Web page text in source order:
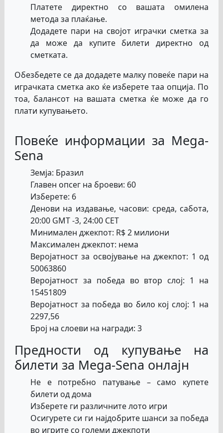
Платете директно со вашата омилена
метода за плаќање.
Додадете пари на својот играчки сметка за
да може да купите билети директно од
сметката.
Обезбедете се да додадете малку повеќе пари на
играчката сметка ако ќе изберете таа опција. По
тоа, балансот на вашата сметка ќе може да го
плати купувањето.
Повеќе информации за Mega-
Sena
Земја: Бразил
Главен опсег на броеви: 60
Изберете: 6
Денови на издавање, часови: среда, сабота,
20:00 GMT -3, 24:00 CET
Минимален джекпот: R$ 2 милиони
Максимален джекпот: нема
Веројатност за освојување на джекпот: 1 од
50063860
Веројатност за победа во втор слој: 1 на
15451809
Веројатност за победа во било кој слој: 1 на
2297,56
Број на слоеви на награди: 3
Предности од купување на
билети за Mega-Sena онлајн
Не е потребно патување – само купете
билети од дома
Изберете ги различните лото игри
Осигурете си ги најдобрите шанси за победа
во игрите со големи джекпоти